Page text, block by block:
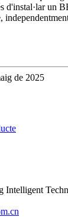
d'instal·lar un
de 2025
Intelligent